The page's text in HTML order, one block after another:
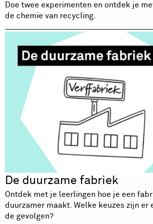
Doe twee experimenten en ontdek je
de chemie van recycling.
De duurzame fabriek
Ontdek met je leerlingen hoe je een
duurzamer maakt. Welke keuzes zijn er
de gevolgen?